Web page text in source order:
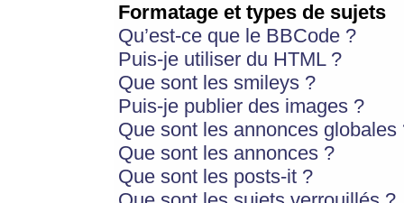
Formatage et types de sujets
Qu’est-ce que le BBCode ?
Puis-je utiliser du HTML ?
Que sont les smileys ?
Puis-je publier des images ?
Que sont les annonces globales
Que sont les annonces ?
Que sont les posts-it ?